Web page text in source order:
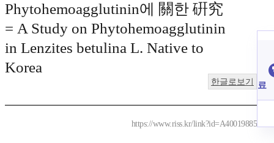
Phytohemoagglutinin에 關한 硏究
= A Study on Phytohemoagglutinin
in Lenzites betulina L. Native to
Korea
한글로보기
https://www.riss.kr/link?id=A40019885
료